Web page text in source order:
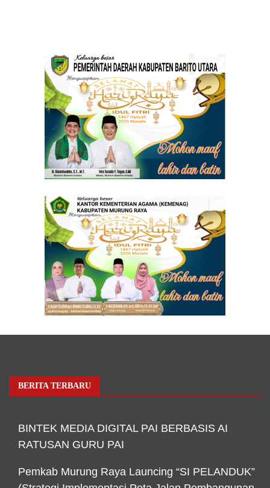
BERITA TERBARU
BINTEK MEDIA DIGITAL PAI BERBASIS AI
RATUSAN GURU PAI
Pemkab Murung Raya Launcing “SI PELANDUK”